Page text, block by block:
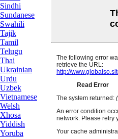
Sindhi
Sundanese
Swahili
Tajik
Tamil
Telugu
Thai
Ukrainian
Urdu
Uzbek
Vietnamese
Welsh
Xhosa
Yiddish
Yoruba